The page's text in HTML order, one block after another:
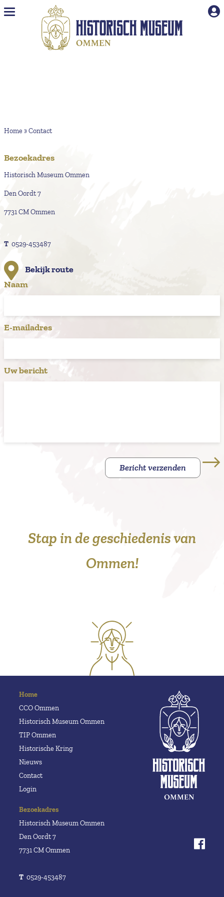
Naar hoofdinhoud
Home »Contact
Bezoekadres
Historisch Museum Ommen
Den Oordt 7
7731 CM Ommen
T 0529-453487
Bekijk route
Naam
E-mailadres
Uw bericht
Bericht verzenden
Stap in de geschiedenis van
Ommen!
Bezoekadres
Historisch Museum Ommen
Den Oordt 7
7731 CM Ommen
T 0529-453487
Home
CCO Ommen
Historisch Museum Ommen
TIP Ommen
Historische Kring
Nieuws
Contact
Login